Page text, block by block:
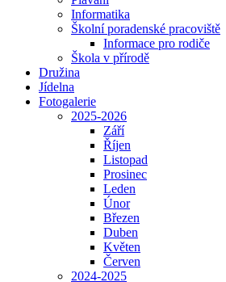
Informatika
Školní poradenské pracoviště
Informace pro rodiče
Škola v přírodě
Družina
Jídelna
Fotogalerie
2025-2026
Září
Říjen
Listopad
Prosinec
Leden
Únor
Březen
Duben
Květen
Červen
2024-2025